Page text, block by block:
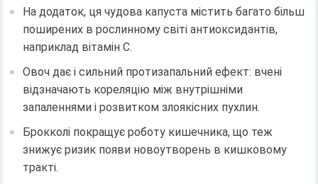
На додаток, ця чудова капуста містить багато більш
поширених в рослинному світі антиоксидантів,
наприклад вітамін C.
Овоч дає і сильний протизапальний ефект: вчені
відзначають кореляцію між внутрішніми
запаленнями і розвитком злоякісних пухлин.
Брокколі покращує роботу кишечника, що теж
знижує ризик появи новоутворень в кишковому
тракті.